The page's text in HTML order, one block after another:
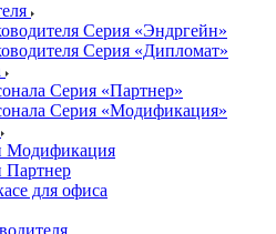
Серия «Эндргейн»
Серия «Дипломат»
Серия «Партнер»
Серия «Модификация»
Модификация
Партнер
для офиса